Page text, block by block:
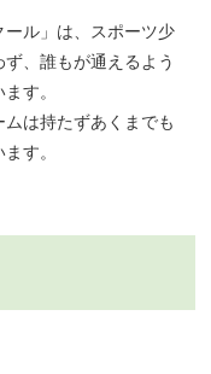
ール」は、スポーツ少
、誰もが通えるよう
す。
は持たずあくまでも
す。